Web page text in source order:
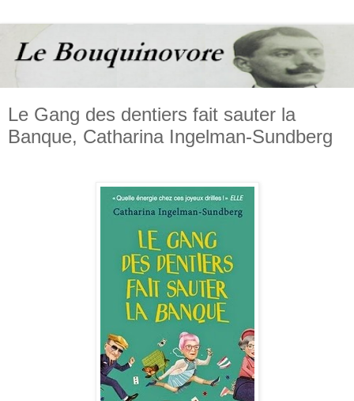
Le Gang des dentiers fait sauter la
Banque, Catharina Ingelman-Sundberg